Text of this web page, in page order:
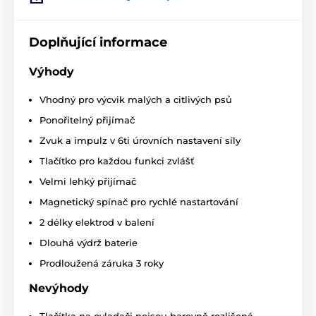
Obojek je určen pro výcvik
Vysílačka nedisponuje displejem
panel je osazen tlačítky pro ovládání
Délka obojku
Řemínek je z tkané textilie a lze ho
nastavit pro
obvod krku 15 až 45 cm.
Váha a rozměry
Vysílačkamá šířku 5,2 cm, výšku 11 cm,
hloubku 2,9 cm a její váha je 61 gramů
Přijímač
výšku 6,4cm, hloubku 3,4 cm a jeho váha je 56 gramů
(bez baterie).
Doplňující informace
Výhody
Vhodný pro výcvik malých a citlivých psů
Ponořitelný přijímač
Zvuk a impulz v 6ti úrovních nastavení síly
Tlačítko pro každou funkci zvlášť
Velmi lehký přijímač
Magnetický spínač pro rychlé nastartování
2 délky elektrod v balení
Dlouhá výdrž baterie
Prodloužená záruka 3 roky
Nevýhody